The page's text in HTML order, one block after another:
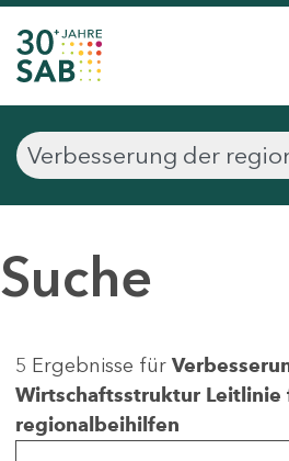
Suche
5 Ergebnisse für
Wirtschaftsstruktur Leitlinie
regionalbeihilfen